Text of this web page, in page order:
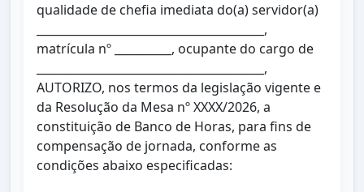
qualidade de chefia imediata do(a) servidor(a)
________________________________________,
matrícula nº __________, ocupante do cargo de
________________________________________,
AUTORIZO, nos termos da legislação vigente e
da Resolução da Mesa nº XXXX/2026, a
constituição de Banco de Horas, para fins de
compensação de jornada, conforme as
condições abaixo especificadas: